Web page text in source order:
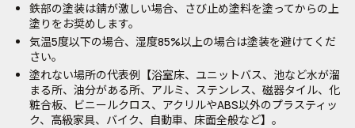
鉄部の塗装は錆が激しい場合、さび止め塗料を塗ってからの上
塗りをお奨めします。
気温5度以下の場合、湿度85%以上の場合は塗装を避けてくだ
さい。
塗れない場所の代表例【浴室床、ユニットバス、池など水が溜
まる所、油分がある所、アルミ、ステンレス、磁器タイル、化
粧合板、ビニールクロス、アクリルやABS以外のプラスティッ
ク、高級家具、バイク、自動車、床面全般など】。